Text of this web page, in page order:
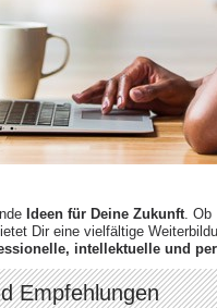
Ideen für Deine Zukunft. Ob
Dir eine vielfältige
intellektuelle und
Empfehlungen